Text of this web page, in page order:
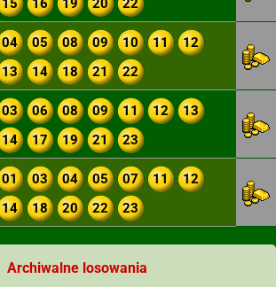
15
16 19 20 22
04 05 08 09 10 11
12
13
14 18 21 22
03 06 08 09 11 12
13
14
17 19 21 23
01 03 04 05 07 11
12
14
18 20 22 23
Archiwalne losowania